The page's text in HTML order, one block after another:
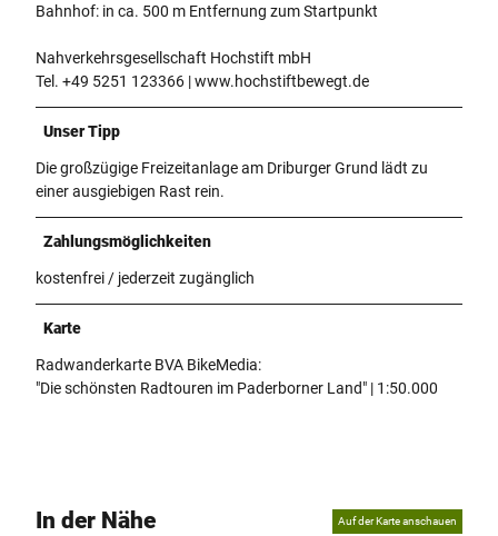
Bahnhof: in ca. 500 m Entfernung zum Startpunkt
Nahverkehrsgesellschaft Hochstift mbH
Tel. +49 5251 123366 | www.hochstiftbewegt.de
Unser Tipp
Die großzügige Freizeitanlage am Driburger Grund lädt zu
einer ausgiebigen Rast rein.
Zahlungsmöglichkeiten
kostenfrei / jederzeit zugänglich
Karte
Radwanderkarte BVA BikeMedia:
"Die schönsten Radtouren im Paderborner Land" | 1:50.000
In der Nähe Auf der Karte anschauen